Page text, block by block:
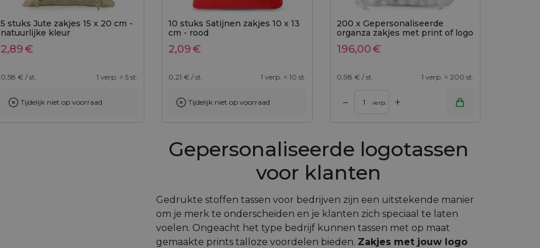
5 stuks Jute zakjes 15 x 20 cm -
natuurlijke kleur
2,89€
0,58 € / st. 1 verp. = 5 st.
Tijdelijk niet op voorraad
10 stuks Satijnen zakjes 10 x 13
cm - rood
2,09€
0,21 € / st. 1 verp. = 10 st.
Tijdelijk niet op voorraad
200 x Gepersonaliseerde
organza zakjes met print of logo
196,00€
0,98 € / st. 1 verp. = 200 st.
– verp. +
Toevoegen aan winkelwagen
Gepersonaliseerde logotassen
voor klanten
Gedrukte stoffen tassen voor bedrijven zijn een uitstekende manier
om je merk te onderscheiden en je klanten zich speciaal te laten
voelen. Ongeacht het type bedrijf kunnen tassen met op maat
gemaakte prints talloze voordelen bieden. Zakjes met jouw logo